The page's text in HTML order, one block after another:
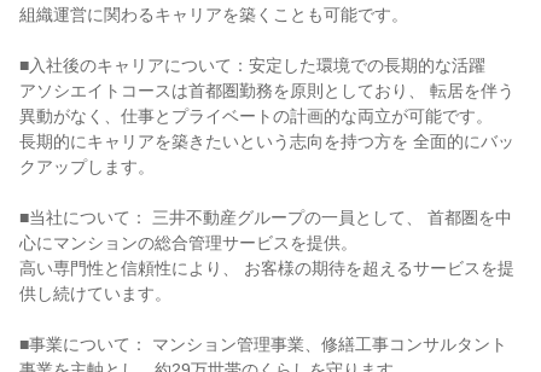
組織運営に関わるキャリアを築くことも可能です。
■入社後のキャリアについて：安定した環境での長期的な活躍
アソシエイトコースは首都圏勤務を原則としており、 転居を伴う
異動がなく、仕事とプライベートの計画的な両立が可能です。
長期的にキャリアを築きたいという志向を持つ方を 全面的にバッ
クアップします。
■当社について： 三井不動産グループの一員として、 首都圏を中
心にマンションの総合管理サービスを提供。
高い専門性と信頼性により、 お客様の期待を超えるサービスを提
供し続けています。
■事業について： マンション管理事業、修繕工事コンサルタント